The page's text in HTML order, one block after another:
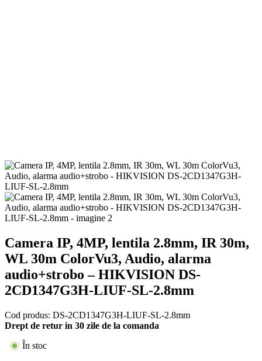
Camera IP, 4MP, lentila 2.8mm, IR 30m,
WL 30m ColorVu3, Audio, alarma
audio+strobo – HIKVISION DS-
2CD1347G3H-LIUF-SL-2.8mm
Cod produs: DS-2CD1347G3H-LIUF-SL-2.8mm
Drept de retur in 30 zile de la comanda
În stoc